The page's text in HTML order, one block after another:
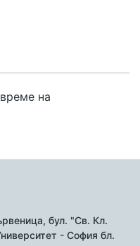
на
бул. "Св. Кл.
- София бл.